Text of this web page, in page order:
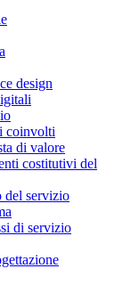
design
coinvolti
di valore
costitutivi del
del servizio
di servizio